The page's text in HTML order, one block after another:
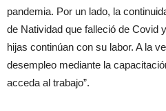
pandemia. Por un lado, la
de Natividad que falleció de Covid
hijas continúan con su labor. A la
desempleo mediante la
acceda al trabajo”.